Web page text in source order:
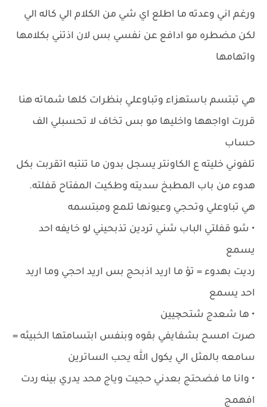
ورغم اني وعدته ما اطلع اي شي من الكلام الي كاله الي
لكن مضطره مو ادافع عن نفسي بس لان اذتني بكلامها
واتهامها
هي تبتسم باستهزاء وتباوعلي بنظرات كلها شماته هنا
قررت اواجهها واخليها مو بس تخاف لا تحسبلي الف
حساب
تلفوني خليته ع الكاونتر يسجل بدون ما تنتبه اتقربت بكل
هدوء من باب المطبخ سديته وطكيت المفتاح قفلته.
هي تباوعلي وتحجي وعيونها تلمع ومبتسمه
• شو قفلتي الباب شني تردين تذبحيني لو خايفه احد
يسمع
رديت بهدوء = تؤ ما اريد اذبحج بس اريد احجي وما اريد
احد يسمع
• ها شعدج شتحچيين
صرت امسح بشفايفي بقوه وبنفس ابتسامتها الخبيثه =
سامعه بالمثل الي يكول الله يحب الساترين
• وانا ما فضحتج بعدني حجيت وياج محد يدري بينه ردت
افهمج